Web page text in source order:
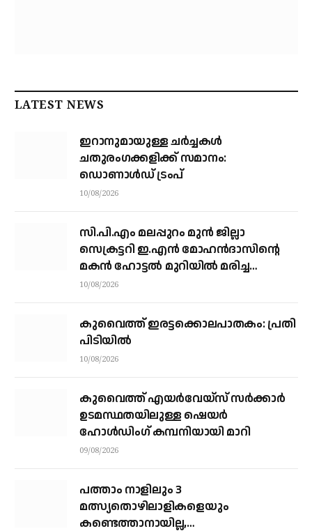
LATEST NEWS
ഇറാനുമായുള്ള ചർച്ചകൾ
ചതുരംഗക്കളിക്ക് സമാനം:
ഡൊണാൾഡ് ട്രംപ്
10/08/2026
സി.പി.എം മലപ്പുറം മുൻ ജില്ലാ
സെക്രട്ടറി ഇ.എൻ മോഹൻദാസിന്റെ
മകൻ ഹോട്ടൽ മുറിയിൽ മരിച്ച
നിലയിൽ
10/08/2026
കുവൈത്ത് ഇരട്ടക്കൊലപാതകം: പ്രതി
പിടിയിൽ
10/08/2026
കുവൈത്ത് എയര്‍വേയ്‌സ് സര്‍ക്കാര്‍
ഉടമസ്ഥതയിലുള്ള ഷെയര്‍
ഹോള്‍ഡിംഗ് കമ്പനിയായി മാറി
09/08/2026
പത്താം നാളിലും 3
മത്സ്യതൊഴിലാളികളെയും
കണ്ടെത്താനായില്ല,